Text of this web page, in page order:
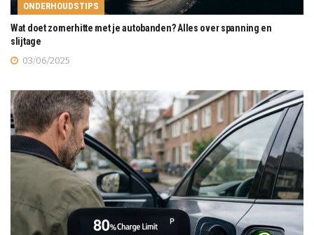
ONDERHOUDSTIPS
Wat doet zomerhitte met je autobanden? Alles over spanning en
slijtage
03/06/2025